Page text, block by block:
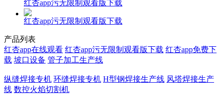
红杏app污无限制观看版下载
红杏app污无限制观看版下载
产品列表
红杏app在线观看 红杏app污无限制观看版下载 红杏app免费下
载 坡口设备 管子加工生产线
纵缝焊接专机 环缝焊接专机 H型钢焊接生产线 风塔焊接生产
线 数控火焰切割机